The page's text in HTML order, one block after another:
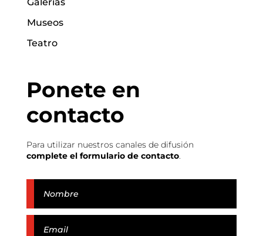
Galerías
Museos
Teatro
Ponete en
contacto
Para utilizar nuestros canales de difusión
complete el formulario de contacto.